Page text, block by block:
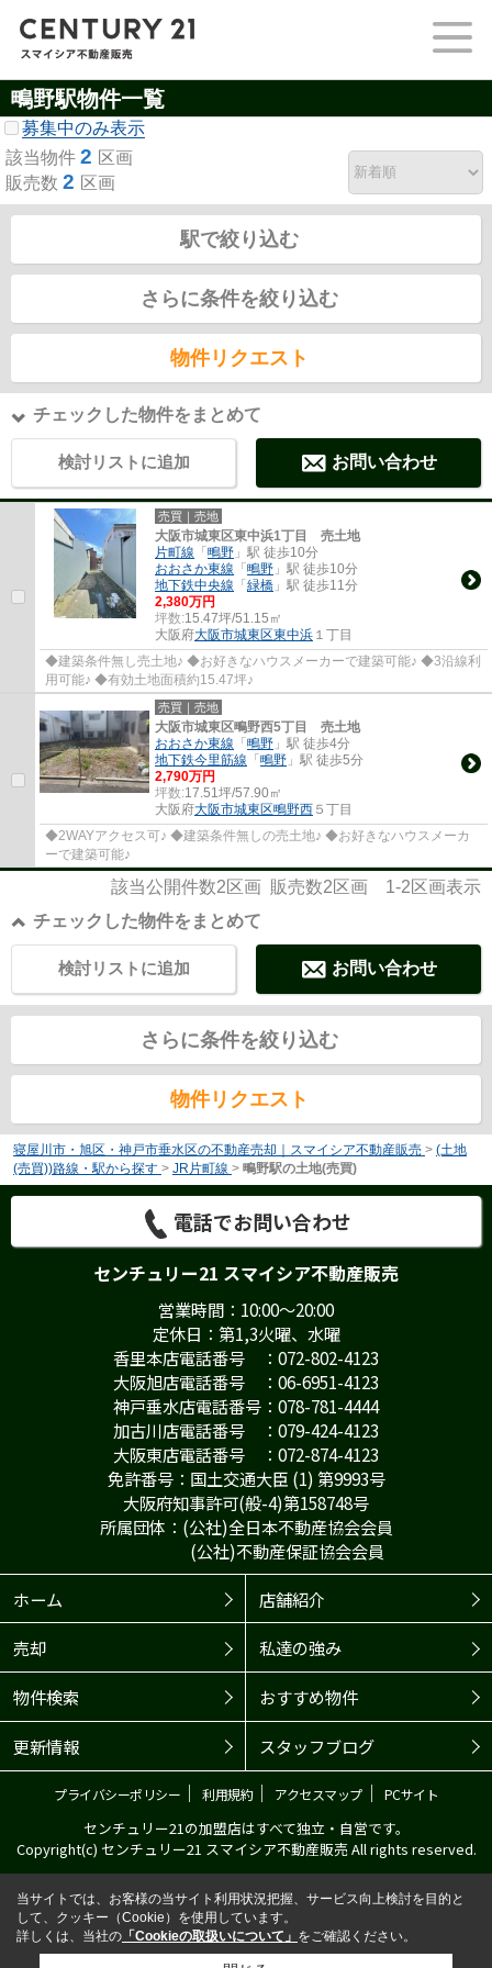
鴫野駅物件一覧
募集中のみ表示
該当物件 2 区画
販売数 2 区画
駅で絞り込む
さらに条件を絞り込む
物件リクエスト
チェックした物件をまとめて
検討リストに追加 お問い合わせ
売買｜売地
大阪市城東区東中浜1丁目 売土地
片町線 「鴫野 」駅 徒歩10分
おおさか東線 「鴫野 」駅 徒歩10分
地下鉄中央線 「緑橋 」駅 徒歩11分
2,380万円
坪数:15.47坪/51.15㎡
大阪府大阪市城東区東中浜 １丁目
◆建築条件無し売土地♪ ◆お好きなハウスメーカーで建築可能♪ ◆3沿線利
用可能♪ ◆有効土地面積約15.47坪♪
売買｜売地
大阪市城東区鴫野西5丁目 売土地
おおさか東線 「鴫野 」駅 徒歩4分
地下鉄今里筋線 「鴫野 」駅 徒歩5分
2,790万円
坪数:17.51坪/57.90㎡
大阪府大阪市城東区鴫野西 ５丁目
◆2WAYアクセス可♪ ◆建築条件無しの売土地♪ ◆お好きなハウスメーカ
ーで建築可能♪
該当公開件数2区画 販売数2区画 1-2区画表示
チェックした物件をまとめて
お問い合わせ
検討リストに追加
さらに条件を絞り込む
物件リクエスト
寝屋川市・旭区・神戸市垂水区の不動産売却｜スマイシア不動産販売 > (土地
(売買))路線・駅から探す > JR片町線 > 鴫野駅の土地(売買)
電話でお問い合わせ
センチュリー21 スマイシア不動産販売
営業時間：10:00～20:00
定休日：第1,3火曜、水曜
香里本店電話番号 ：072-802-4123
大阪旭店電話番号 ：06-6951-4123
神戸垂水店電話番号：078-781-4444
加古川店電話番号 ：079-424-4123
大阪東店電話番号 ：072-874-4123
免許番号：国土交通大臣 (1) 第9993号
大阪府知事許可(般-4)第158748号
所属団体：(公社)全日本不動産協会会員
(公社)不動産保証協会会員
ホーム
店舗紹介
売却 私達の強み
物件検索 おすすめ物件
更新情報 スタッフブログ
プライバシーポリシー ｜ 利用規約｜ アクセスマップ｜ PCサイト
センチュリー21の加盟店はすべて独立・自営です。
Copyright(c) センチュリー21 スマイシア不動産販売 All rights reserved.
当サイトでは、お客様の当サイト利用状況把握、サービス向上検討を目的と
して、クッキー（Cookie）を使用しています。
詳しくは、当社の 「Cookieの取扱いについて」 をご確認ください。